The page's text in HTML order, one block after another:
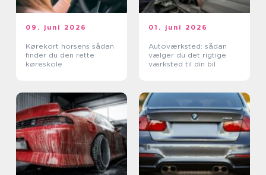
09. juni 2026
Kørekort horsens sådan
finder du den rette
køreskole
01. juni 2026
Autoværksted: sådan
vælger du det rigtige
værksted til din bil